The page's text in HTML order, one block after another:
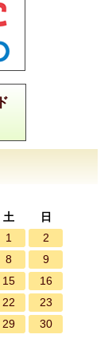
土
日
1
2
8
9
15
16
22
23
29
30